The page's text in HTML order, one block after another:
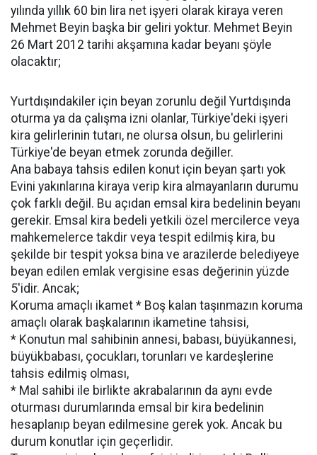
yılında yıllık 60 bin lira net işyeri olarak kiraya veren
Mehmet Beyin başka bir geliri yoktur. Mehmet Beyin
26 Mart 2012 tarihi akşamına kadar beyanı şöyle
olacaktır;
Yurtdışındakiler için beyan zorunlu değil Yurtdışında
oturma ya da çalışma izni olanlar, Türkiye'deki işyeri
kira gelirlerinin tutarı, ne olursa olsun, bu gelirlerini
Türkiye'de beyan etmek zorunda değiller.
Ana babaya tahsis edilen konut için beyan şartı yok
Evini yakınlarına kiraya verip kira almayanların durumu
çok farklı değil. Bu açıdan emsal kira bedelinin beyanı
gerekir. Emsal kira bedeli yetkili özel mercilerce veya
mahkemelerce takdir veya tespit edilmiş kira, bu
şekilde bir tespit yoksa bina ve arazilerde belediyeye
beyan edilen emlak vergisine esas değerinin yüzde
5'idir. Ancak;
Koruma amaçlı ikamet * Boş kalan taşınmazın koruma
amaçlı olarak başkalarının ikametine tahsisi,
* Konutun mal sahibinin annesi, babası, büyükannesi,
büyükbabası, çocukları, torunları ve kardeşlerine
tahsis edilmiş olması,
* Mal sahibi ile birlikte akrabalarının da aynı evde
oturması durumlarında emsal bir kira bedelinin
hesaplanıp beyan edilmesine gerek yok. Ancak bu
durum konutlar için geçerlidir.